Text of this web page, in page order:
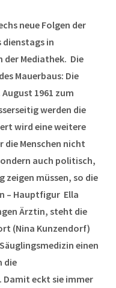
neue Folgen der
dienstags in
der Mediathek. Die
Mauerbaus: Die
1961 zum
werden die
wird eine weitere
die Menschen nicht
auch politisch,
zeigen müssen, so die
– Hauptfigur Ella
Ärztin, steht die
(Nina Kunzendorf)
einen
die
Damit eckt sie immer